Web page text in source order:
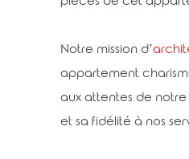
Notre mission d’
appartement
aux attentes de
et sa fidélité à nos